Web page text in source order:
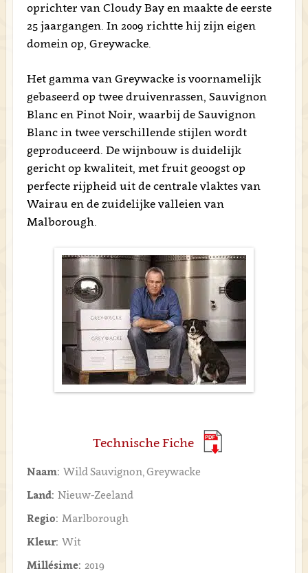
oprichter van Cloudy Bay en maakte de eerste
25 jaargangen. In 2009 richtte hij zijn eigen
domein op, Greywacke.
Het gamma van Greywacke is voornamelijk
gebaseerd op twee druivenrassen, Sauvignon
Blanc en Pinot Noir, waarbij de Sauvignon
Blanc in twee verschillende stijlen wordt
geproduceerd. De wijnbouw is duidelijk
gericht op kwaliteit, met fruit geoogst op
perfecte rijpheid uit de centrale vlaktes van
Wairau en de zuidelijke valleien van
Malborough.
Technische Fiche
Naam: Wild Sauvignon, Greywacke
Land: Nieuw-Zeeland
Regio: Marlborough
Kleur: Wit
Millésime: 2019